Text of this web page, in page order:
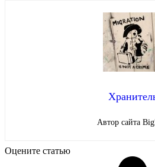
Автор сайта
Оцените статью